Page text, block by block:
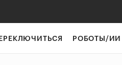
РОБОТЫ/ИИ